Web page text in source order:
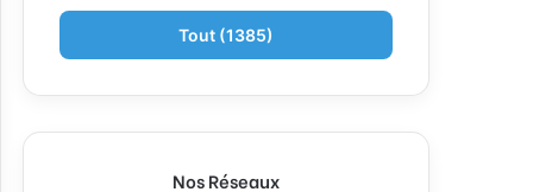
Tout (1385)
Nos Réseaux